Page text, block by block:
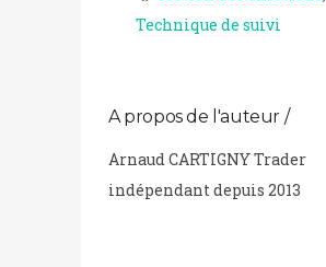
Technique de suivi
A propos de l'auteur /
Arnaud CARTIGNY Trader
indépendant depuis 2013